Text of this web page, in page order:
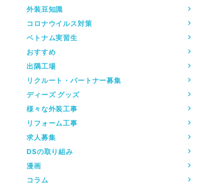
外装豆知識
コロナウイルス対策
ベトナム実習生
おすすめ
出隅工場
リクルート・パートナー募集
ディーズ グッズ
様々な外装工事
リフォーム工事
求人募集
DSの取り組み
漫画
コラム